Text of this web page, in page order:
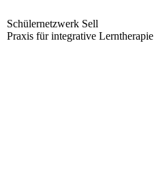
Schülernetzwerk Sell
Praxis für integrative Lerntherapie